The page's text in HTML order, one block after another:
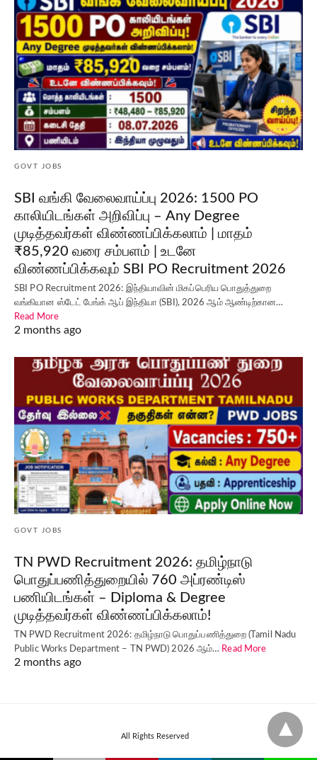
GOVT JOBS
SBI வங்கி வேலைவாய்ப்பு 2026: 1500 PO
காலியிடங்கள் அறிவிப்பு – Any Degree
முடித்தவர்கள் விண்ணப்பிக்கலாம் | மாதம்
₹85,920 வரை சம்பளம் | உடனே
விண்ணப்பிக்கவும் SBI PO Recruitment 2026
SBI PO Recruitment 2026: இந்தியாவின் மிகப்பெரிய பொதுத்துறை
வங்கியான ஸ்டேட் பேங்க் ஆப் இந்தியா (SBI), 2026 ஆம் ஆண்டிற்கான…
Read More
2 months ago
GOVT JOBS
TN PWD Recruitment 2026: தமிழ்நாடு
பொதுப்பணித்துறையில் 760 அப்ரண்டிஸ்
பணியிடங்கள் – Diploma & Degree
முடித்தவர்கள் விண்ணப்பிக்கலாம்!
TN PWD Recruitment 2026: தமிழ்நாடு பொதுப்பணித்துறை (Tamil Nadu
Public Works Department – TN PWD) 2026 ஆம்… Read More
2 months ago
All Rights Reserved